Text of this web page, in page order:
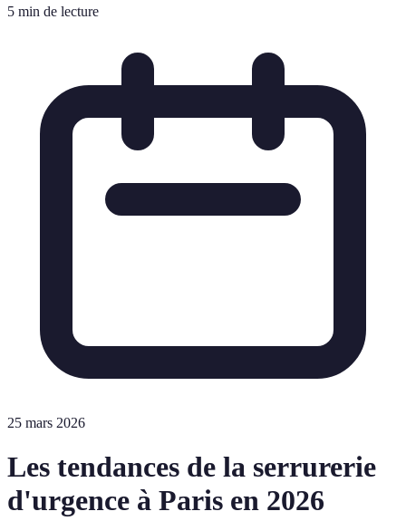
5 min de lecture
25 mars 2026
Les tendances de la serrurerie
d'urgence à Paris en 2026